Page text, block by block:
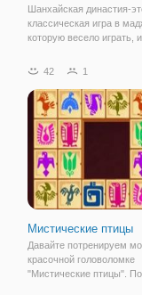
Шанхайская династия-
классическая игра в
которую весело играть,
детская версия.
свободные плитки.
чувствуете, что
42 1
Мистические птицы
Давайте потренируем
красочной головоломке
"Мистические птицы". По